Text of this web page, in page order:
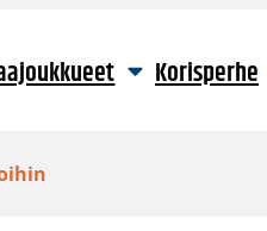
Korisperhe